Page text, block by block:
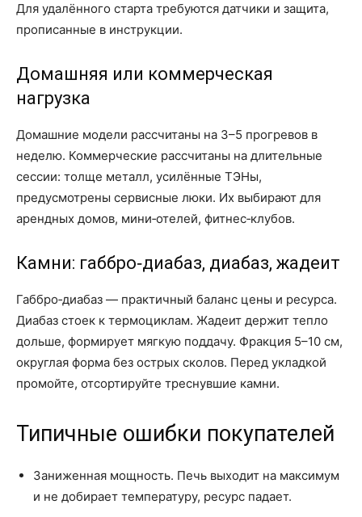
Для удалённого старта требуются датчики и защита,
прописанные в инструкции.
Домашняя или коммерческая
нагрузка
Домашние модели рассчитаны на 3–5 прогревов в
неделю. Коммерческие рассчитаны на длительные
сессии: толще металл, усилённые ТЭНы,
предусмотрены сервисные люки. Их выбирают для
арендных домов, мини‑отелей, фитнес‑клубов.
Камни: габбро‑диабаз, диабаз, жадеит
Габбро‑диабаз — практичный баланс цены и ресурса.
Диабаз стоек к термоциклам. Жадеит держит тепло
дольше, формирует мягкую поддачу. Фракция 5–10 см,
округлая форма без острых сколов. Перед укладкой
промойте, отсортируйте треснувшие камни.
Типичные ошибки покупателей
Заниженная мощность. Печь выходит на максимум
и не добирает температуру, ресурс падает.